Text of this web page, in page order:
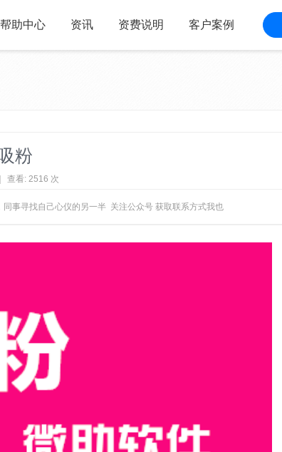
帮助中心 资讯 资费说明 客户案例
粉
查看: 2516 次
事寻找自己心仪的另一半 关注公众号 获取联系方式我也